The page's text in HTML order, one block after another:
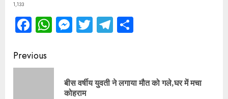
1,133
Facebook
WhatsApp
Messenger
TwitterTelegram
Continue
Reading
Previous
बीस वर्षीय युवती ने लगाया मौत को गले,घर में मचा
कोहराम